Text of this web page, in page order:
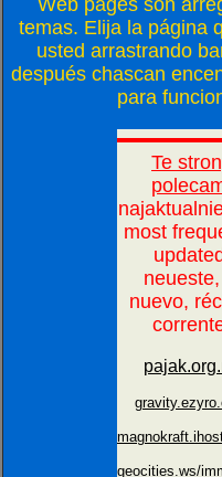
Web pages son
temas. Elija la página
usted arrastrando
después chascan
para